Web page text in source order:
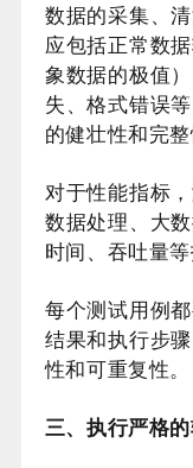
数据的采集、
应包括正常数
象数据的极值
失、格式错误
的健壮性和完整
对于性能指标
数据处理、大
时间、吞吐量等
每个测试用例
结果和执行步
性和可重复性。
三、执行严格